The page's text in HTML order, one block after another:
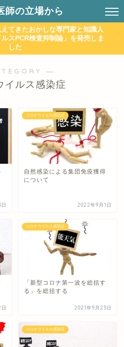
師の立場から
てきたおかしな専門家と知識人
スPCR検査抑制論」を発売しま
した
―
イルス感染症
コロナウイルス感染症
自然感染による集団免疫獲得
について
2022年9月1日
コロナウイルス感染症
「新型コロナ第一波を総括す
る」を総括する
2021年9月23日
コロナウイルス感染症